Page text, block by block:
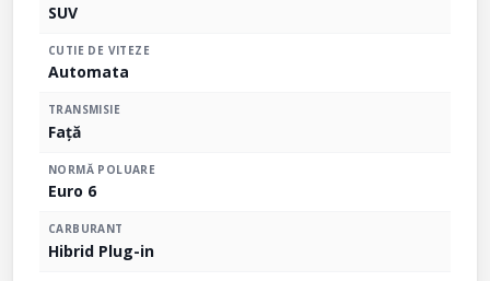
SUV
CUTIE DE VITEZE
Automata
TRANSMISIE
Față
NORMĂ POLUARE
Euro 6
CARBURANT
Hibrid Plug-in